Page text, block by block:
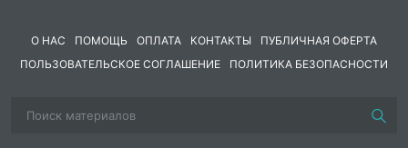
школ, воспитывает уважение к культуре народов
России.
– обзор литературы народов России как явления;
О НАС ПОМОЩЬ ОПЛАТА КОНТАКТЫ
ПУБЛИЧНАЯ ОФЕРТА
ПОЛЬЗОВАТЕЛЬСКОЕ СОГЛАШЕНИЕ
ПОЛИТИКА БЕЗОПАСНОСТИ